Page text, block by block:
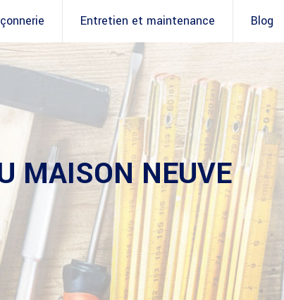
Entretien et maintenance Blog
MAISON NEUVE